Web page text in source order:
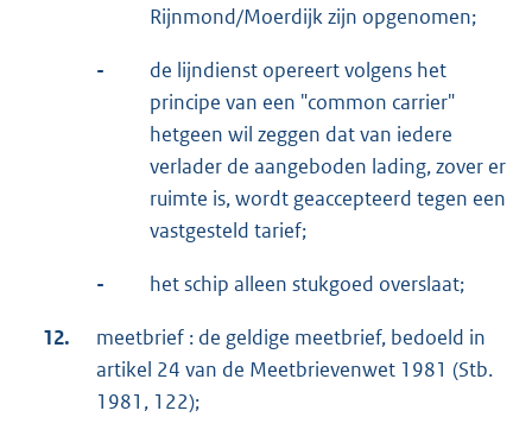
Rijnmond/Moerdijk zijn opgenomen;
-
de lijndienst opereert volgens het
principe van een "common carrier"
hetgeen wil zeggen dat van iedere
verlader de aangeboden lading, zover er
ruimte is, wordt geaccepteerd tegen een
vastgesteld tarief;
- het schip alleen stukgoed overslaat;
12.
meetbrief : de geldige meetbrief, bedoeld in
artikel 24 van de Meetbrievenwet 1981 (Stb.
1981, 122);